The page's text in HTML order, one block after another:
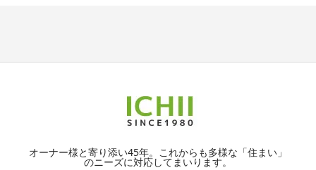
オーナー様と寄り添い45年。これからも多様な「住まい」
のニーズに対応してまいります。